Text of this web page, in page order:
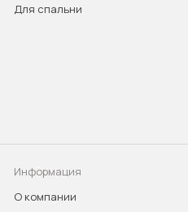
Для спальни
Информация
О компании